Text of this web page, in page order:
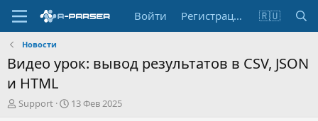
Войти Регистрация 🇷🇺
Новости
Видео урок: вывод результатов в CSV, JSON
и HTML
А
Support
Д13 Фев 2025